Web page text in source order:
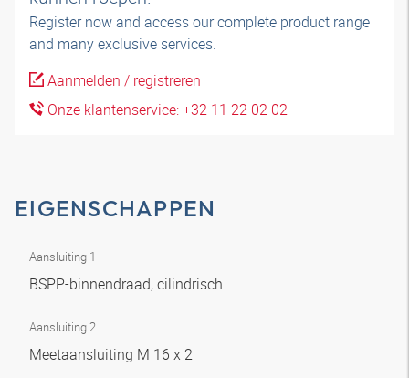
Register now and access our complete product range
and many exclusive services.
Aanmelden / registreren
Onze klantenservice: +32 11 22 02 02
EIGENSCHAPPEN
Aansluiting 1
BSPP-binnendraad, cilindrisch
Aansluiting 2
Meetaansluiting M 16 x 2